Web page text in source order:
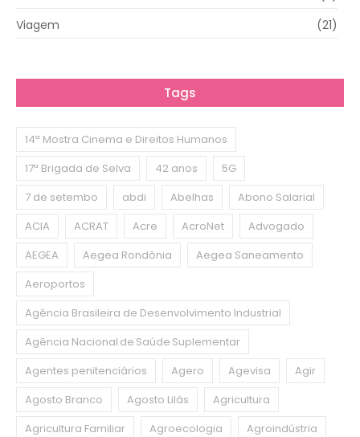
Viagem
(21)
Tags
14ª Mostra Cinema e Direitos Humanos
17ª Brigada de Selva
42 anos
5G
7 de setembo
abdi Abelhas
Abono Salarial
ACIA
ACRAT Acre AcroNet
Advogado
AEGEA
Aegea Rondônia
Aegea Saneamento
Aeroportos
Agência Brasileira de Desenvolvimento Industrial
Agência Nacional de Saúde Suplementar
Agentes penitenciários
Agero Agevisa
Agir
Agosto Branco
Agosto Lilás
Agricultura
Agricultura Familiar
Agroecologia
Agroindústria